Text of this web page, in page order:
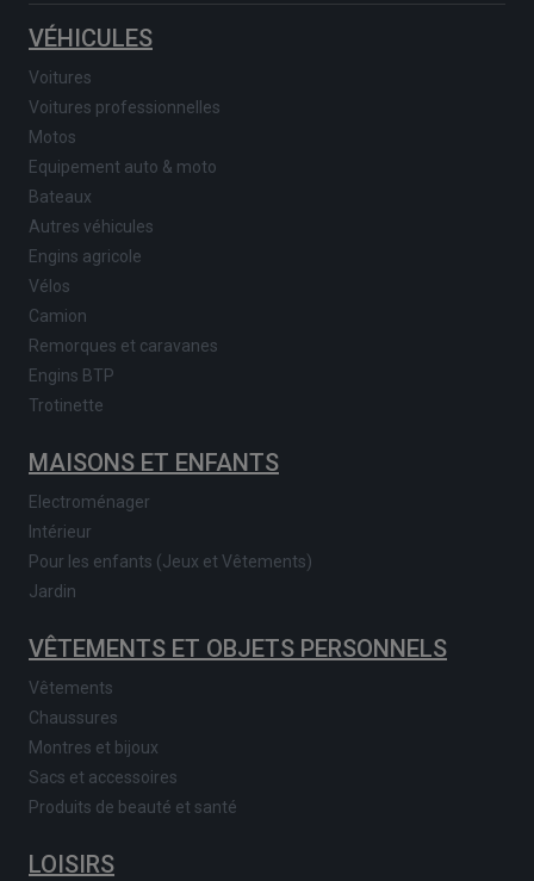
VÉHICULES
Voitures
Voitures professionnelles
Motos
Equipement auto & moto
Bateaux
Autres véhicules
Engins agricole
Vélos
Camion
Remorques et caravanes
Engins BTP
Trotinette
MAISONS ET ENFANTS
Electroménager
Intérieur
Pour les enfants (Jeux et Vêtements)
Jardin
VÊTEMENTS ET OBJETS PERSONNELS
Vêtements
Chaussures
Montres et bijoux
Sacs et accessoires
Produits de beauté et santé
LOISIRS